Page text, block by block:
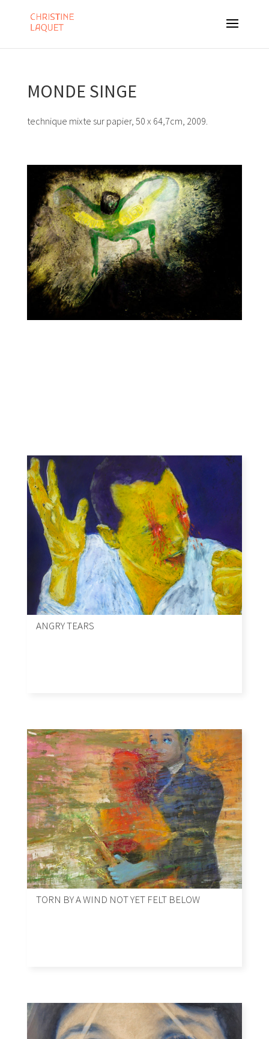
MONDE SINGE
technique mixte sur papier, 50 x 64,7cm, 2009.
ANGRY TEARS
TORN BY A WIND NOT YET FELT BELOW